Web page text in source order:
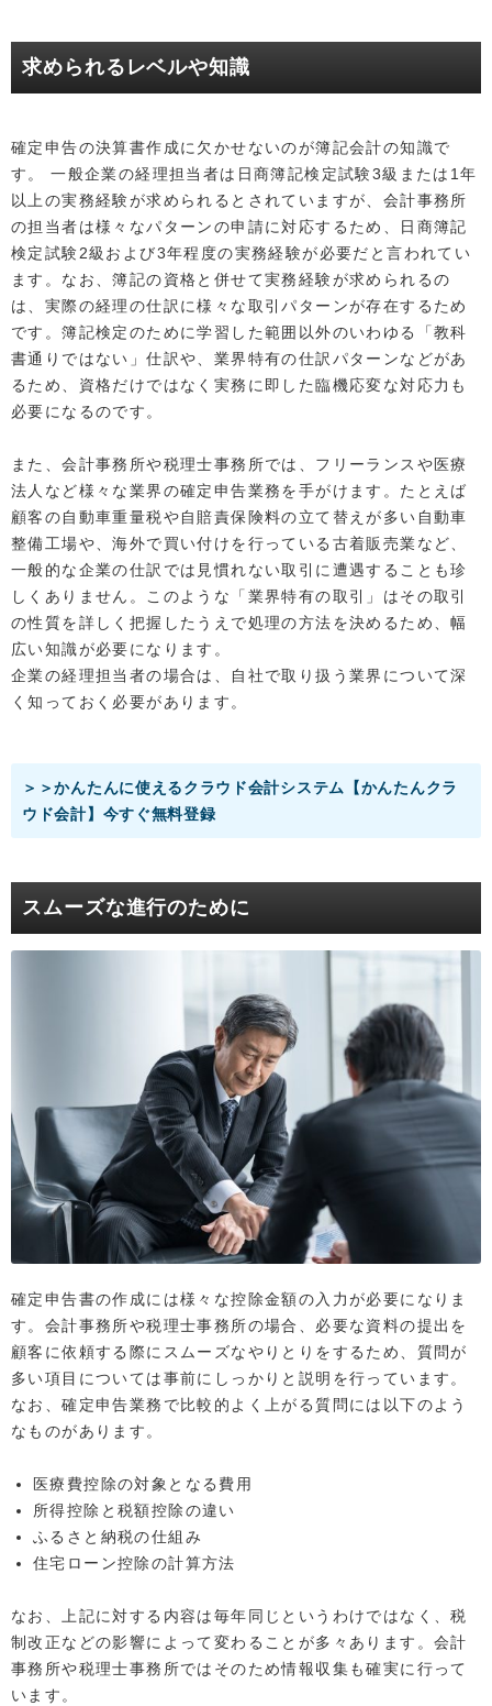
求められるレベルや知識
確定申告の決算書作成に欠かせないのが簿記会計の知識で
す。 一般企業の経理担当者は日商簿記検定試験3級または1年
以上の実務経験が求められるとされていますが、会計事務所
の担当者は様々なパターンの申請に対応するため、日商簿記
検定試験2級および3年程度の実務経験が必要だと言われてい
ます。なお、簿記の資格と併せて実務経験が求められるの
は、実際の経理の仕訳に様々な取引パターンが存在するため
です。簿記検定のために学習した範囲以外のいわゆる「教科
書通りではない」仕訳や、業界特有の仕訳パターンなどがあ
るため、資格だけではなく実務に即した臨機応変な対応力も
必要になるのです。
また、会計事務所や税理士事務所では、フリーランスや医療
法人など様々な業界の確定申告業務を手がけます。たとえば
顧客の自動車重量税や自賠責保険料の立て替えが多い自動車
整備工場や、海外で買い付けを行っている古着販売業など、
一般的な企業の仕訳では見慣れない取引に遭遇することも珍
しくありません。このような「業界特有の取引」はその取引
の性質を詳しく把握したうえで処理の方法を決めるため、幅
広い知識が必要になります。
企業の経理担当者の場合は、自社で取り扱う業界について深
く知っておく必要があります。
＞＞かんたんに使えるクラウド会計システム【かんたんクラ
ウド会計】今すぐ無料登録
スムーズな進行のために
確定申告書の作成には様々な控除金額の入力が必要になりま
す。会計事務所や税理士事務所の場合、必要な資料の提出を
顧客に依頼する際にスムーズなやりとりをするため、質問が
多い項目については事前にしっかりと説明を行っています。
なお、確定申告業務で比較的よく上がる質問には以下のよう
なものがあります。
医療費控除の対象となる費用
所得控除と税額控除の違い
ふるさと納税の仕組み
住宅ローン控除の計算方法
なお、上記に対する内容は毎年同じというわけではなく、税
制改正などの影響によって変わることが多々あります。会計
事務所や税理士事務所ではそのため情報収集も確実に行って
います。